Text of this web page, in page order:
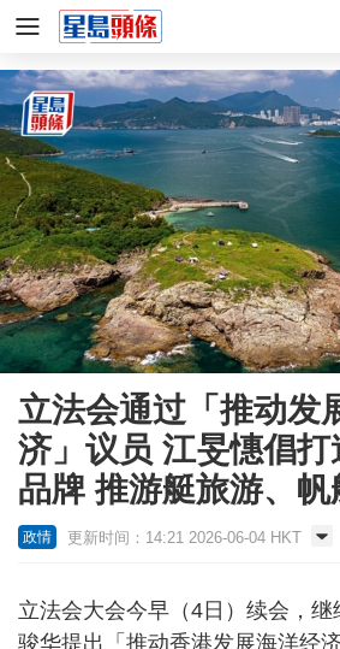
立法会通过「推动发
济」议员 江旻憓倡
品牌 推游艇旅游、帆
政情 更新时间：14:21 2026-06-04 HKT
立法会大会今早（4日）续会，
骏华提出「推动香港发展海洋经